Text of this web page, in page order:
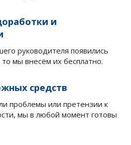
и
руководителя появились
то мы внесём их бесплатно.
средств
проблемы или претензии к
мы в любой момент готовы